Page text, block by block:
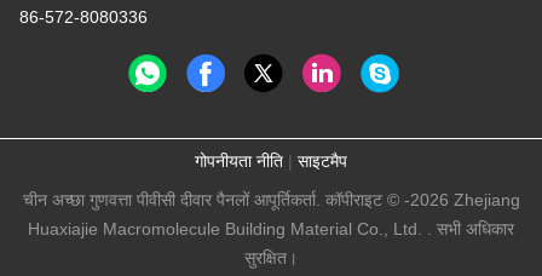
86-572-8080336
गोपनीयता नीति | साइटमैप
चीन अच्छा गुणवत्ता पीवीसी दीवार पैनलों आपूर्तिकर्ता. कॉपीराइट © -2026 Zhejiang
Huaxiajie Macromolecule Building Material Co., Ltd. . सभी अधिकार
सुरक्षित।